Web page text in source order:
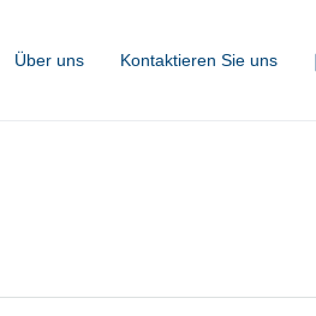
Über uns Kontaktieren Sie uns